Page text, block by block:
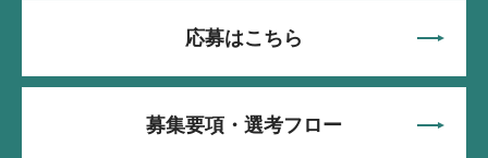
応募はこちら
募集要項・選考フロー